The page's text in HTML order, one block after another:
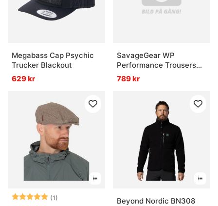
Megabass Cap Psychic
Trucker Blackout
629 kr
SavageGear WP
Performance Trousers
XL
789 kr
Betyg: (1)
5.0 utav 5 stjärnorBeyond Nordic BN308